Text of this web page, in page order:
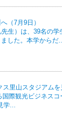
（7月9日）
生）は、39名の学
した。本学からだ
ス里山スタジアムを
際観光ビジネス
学...